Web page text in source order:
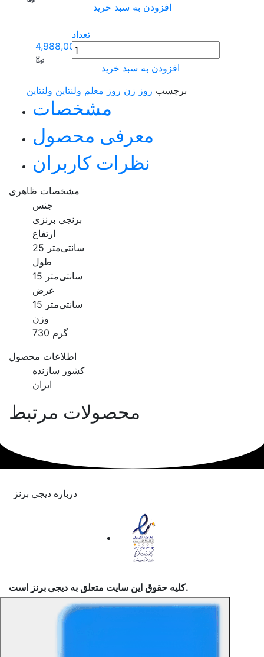
افزودن به سبد خرید
4,988,000
تعداد
افزودن به سبد خرید
برچسب روز زن روز معلم ولنتاین ولنتاین
مشخصات
معرفی محصول
نظرات کاربران
مشخصات ظاهری
جنس
برنجی برنزی
ارتفاع
25 سانتی‌متر
طول
15 سانتی‌متر
عرض
15 سانتی‌متر
وزن
730 گرم
اطلاعات محصول
کشور سازنده
ایران
محصولات مرتبط
درباره دیجی برنز
کلیه حقوق این سایت متعلق به دیجی برنز است.